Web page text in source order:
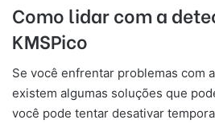
Como lidar com a
KMSPico
Se você enfrentar problemas com
existem algumas soluções que
você pode tentar desativar